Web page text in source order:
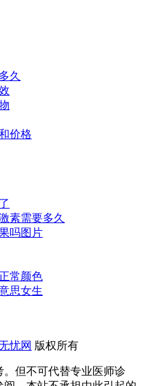
久
价格
素需要多久
吗图片
常颜色
思女生
忧网 版权所有
但不可代替专业医师诊